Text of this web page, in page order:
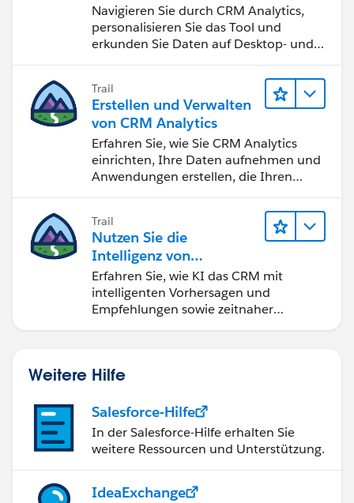
Navigieren Sie durch CRM Analytics,
personalisieren Sie das Tool und
erkunden Sie Daten auf Desktop- und
Trail
Erstellen und Verwalten
von CRM Analytics
Erfahren Sie, wie Sie CRM Analytics
einrichten, Ihre Daten aufnehmen und
Anwendungen erstellen, die Ihren
Trail
Nutzen Sie die
Intelligenz von
Salesforce Einstein
Erfahren Sie, wie KI das CRM mit
intelligenten Vorhersagen und
Empfehlungen sowie zeitnaher
Weitere Hilfe
Salesforce-Hilfe
In der Salesforce-Hilfe erhalten Sie
weitere Ressourcen und Unterstützung.
IdeaExchange